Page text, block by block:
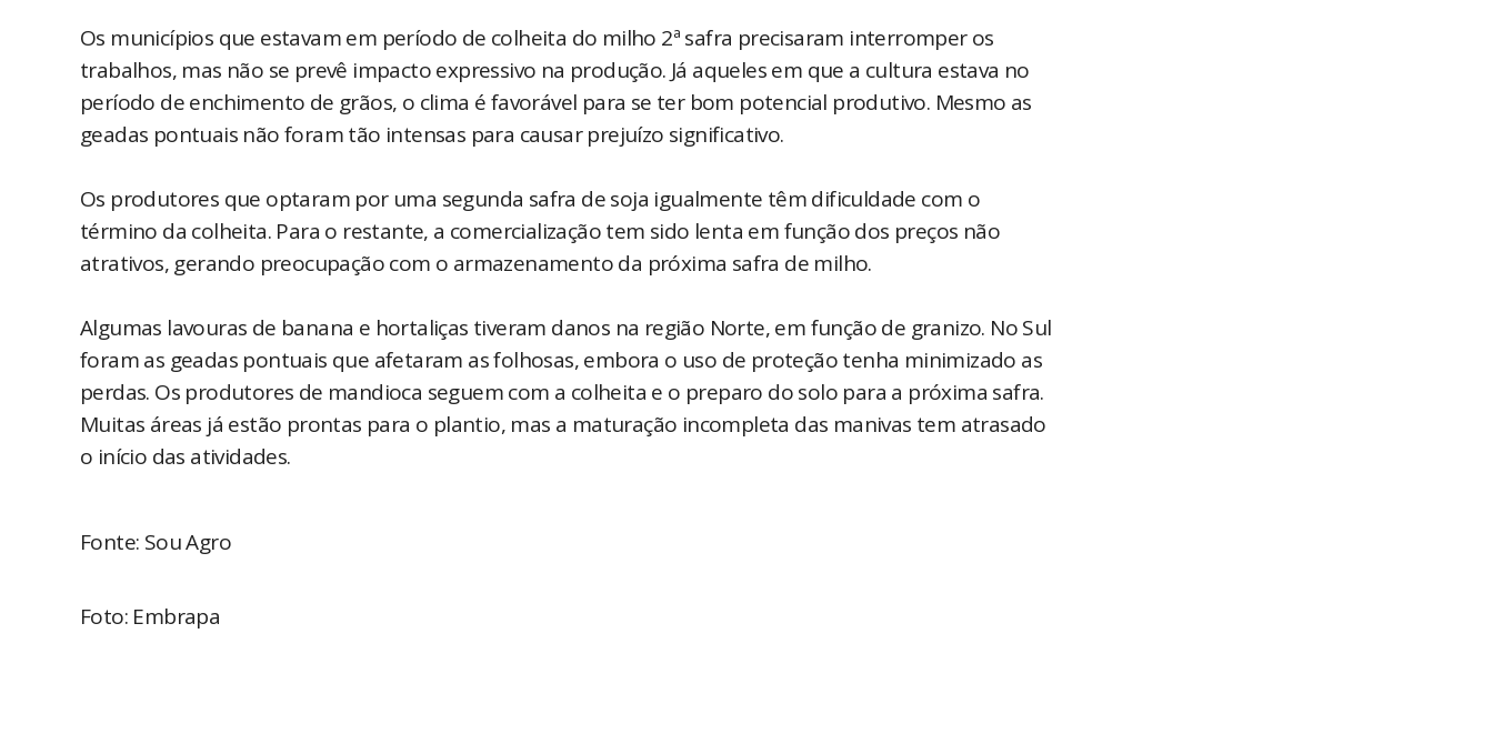
Os municípios que estavam em período de colheita do milho 2ª safra precisaram interromper os
trabalhos, mas não se prevê impacto expressivo na produção. Já aqueles em que a cultura estava no
período de enchimento de grãos, o clima é favorável para se ter bom potencial produtivo. Mesmo as
geadas pontuais não foram tão intensas para causar prejuízo significativo.
Os produtores que optaram por uma segunda safra de soja igualmente têm dificuldade com o
término da colheita. Para o restante, a comercialização tem sido lenta em função dos preços não
atrativos, gerando preocupação com o armazenamento da próxima safra de milho.
Algumas lavouras de banana e hortaliças tiveram danos na região Norte, em função de granizo. No Sul
foram as geadas pontuais que afetaram as folhosas, embora o uso de proteção tenha minimizado as
perdas. Os produtores de mandioca seguem com a colheita e o preparo do solo para a próxima safra.
Muitas áreas já estão prontas para o plantio, mas a maturação incompleta das manivas tem atrasado
o início das atividades.
Fonte: Sou Agro
Foto: Embrapa